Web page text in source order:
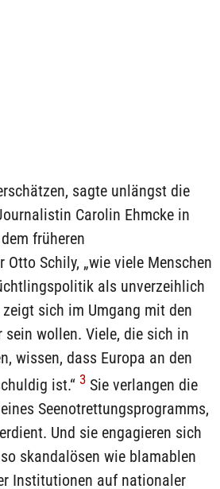
sagte unlängst die
Carolin Ehmcke in
früheren
Otto Schily, „wie viele Menschen
als unverzeihlich
sich im Umgang mit den
wollen. Viele, die sich in
wissen, dass Europa an den
ist.“ 3Sie verlangen die
Seenotrettungsprogramms,
Und sie engagieren sich
skandalösen wie blamablen
Institutionen auf nationaler